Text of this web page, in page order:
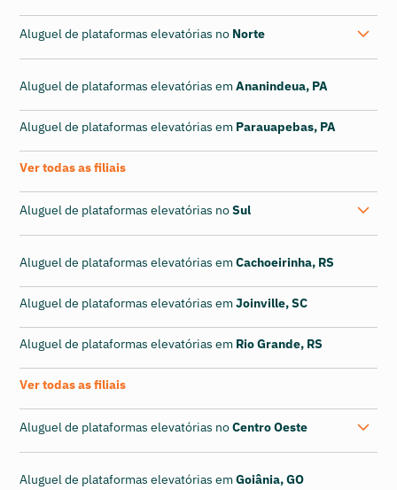
Aluguel de plataformas elevatórias no Norte
Aluguel de plataformas elevatórias emAnanindeua, PA
Aluguel de plataformas elevatórias em Parauapebas, PA
Ver todas as filiais
Aluguel de plataformas elevatórias noSul
Aluguel de plataformas elevatórias emCachoeirinha, RS
Aluguel de plataformas elevatórias emJoinville, SC
Aluguel de plataformas elevatórias em Rio Grande, RS
Ver todas as filiais
Aluguel de plataformas elevatórias noCentro Oeste
Aluguel de plataformas elevatórias emGoiânia, GO